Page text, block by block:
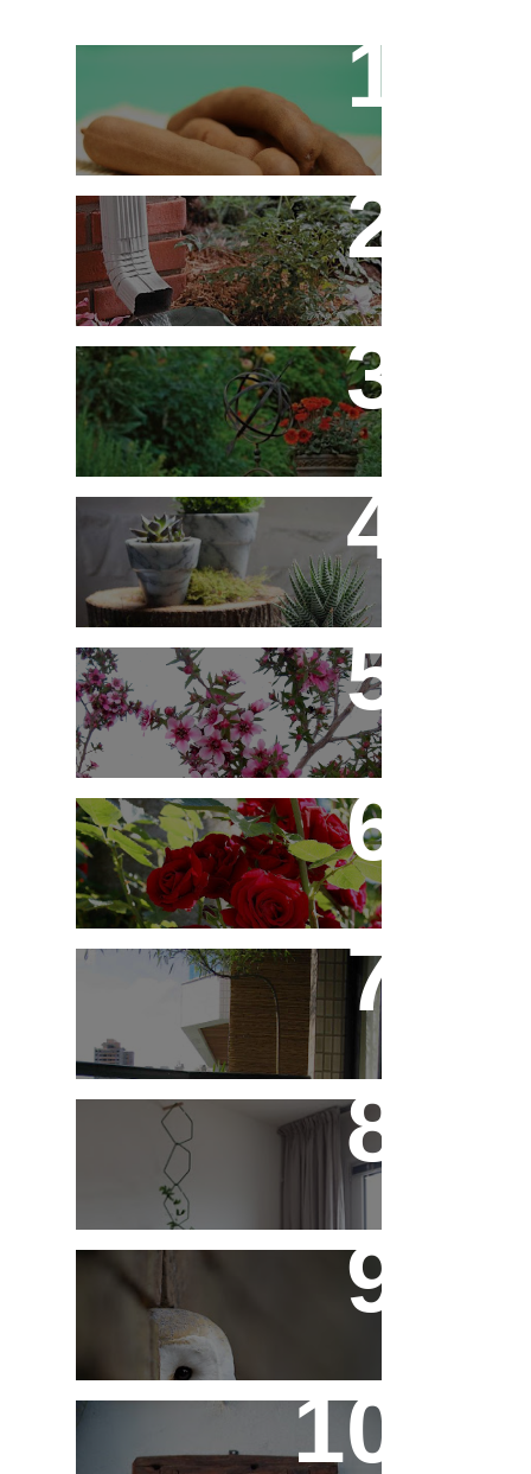
Tamarino Ou Tamarindo?
Qual o Correto?
Decoração - Folhas
[Faça Você Mesmo]
Flores em Meu Jardim o
Ano Todo
10 Novos Vasinhos na
Decoração - Parte 1
Érica Japonesa -
Aprenda a Cultivar
Você Sabe Tudo Sobre
Rosas?
Saiba Tudo Sobre
Jardins de Inverno
Treliças, Ganchos e
Suportes - Parte 1
Fotos de Domingo - As
Melhores da Semana
Madeira - Painéis e